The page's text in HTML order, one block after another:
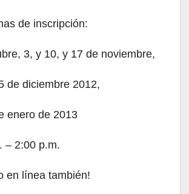
de inscripción:
3, y 10, y 17 de noviembre,
de diciembre 2012,
enero de 2013
– 2:00 p.m.
en línea también!